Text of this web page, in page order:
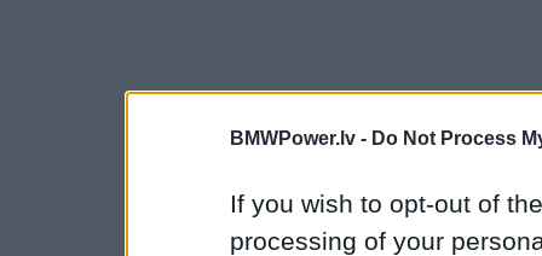
BMWPower.lv - Do Not Process
If you wish to opt-out of
processing of your